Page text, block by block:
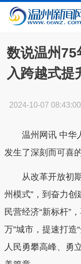
数说温州75
入跨越式提
2024-10-07 08:43:00
温州网讯 中华
发生了深刻而可喜
从改革开放初
州模式”，到奋力创
民营经济“新标杆”
万”城市，提速打
人民勇攀高峰、勇